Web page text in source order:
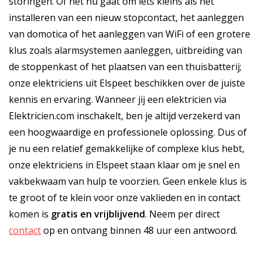
installeren van een nieuw stopcontact, het aanleggen
van domotica of het aanleggen van WiFi of een grotere
klus zoals alarmsystemen aanleggen, uitbreiding van
de stoppenkast of het plaatsen van een thuisbatterij;
onze elektriciens uit Elspeet beschikken over de juiste
kennis en ervaring. Wanneer jij een elektricien via
Elektricien.com inschakelt, ben je altijd verzekerd van
een hoogwaardige en professionele oplossing. Dus of
je nu een relatief gemakkelijke of complexe klus hebt,
onze elektriciens in Elspeet staan klaar om je snel en
vakbekwaam van hulp te voorzien. Geen enkele klus is
te groot of te klein voor onze vaklieden en in contact
komen is gratis en vrijblijvend. Neem per direct
contactop en ontvang binnen 48 uur een antwoord.